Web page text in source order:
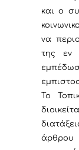
και ο
να
της εν
Το